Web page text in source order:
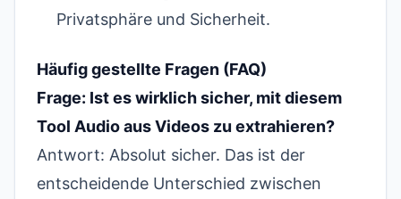
Privatsphäre und Sicherheit.
Häufig gestellte Fragen (FAQ)
Frage: Ist es wirklich sicher, mit diesem
Tool Audio aus Videos zu extrahieren?
Antwort: Absolut sicher. Das ist der
entscheidende Unterschied zwischen